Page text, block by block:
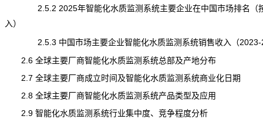
2.5.2 2025年智能化水质监测系统主要企业在中国市场排名（
入）
2.5.3 中国市场主要企业智能化水质监测系统销售收入（2023-
2.6 全球主要厂商智能化水质监测系统总部及产地分布
2.7 全球主要厂商成立时间及智能化水质监测系统商业化日期
2.8 全球主要厂商智能化水质监测系统产品类型及应用
2.9 智能化水质监测系统行业集中度、竞争程度分析